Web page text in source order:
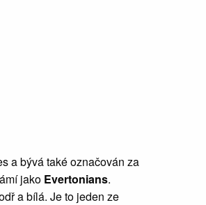
a bývá také označován za
jako Evertonians.
a bílá. Je to jeden ze